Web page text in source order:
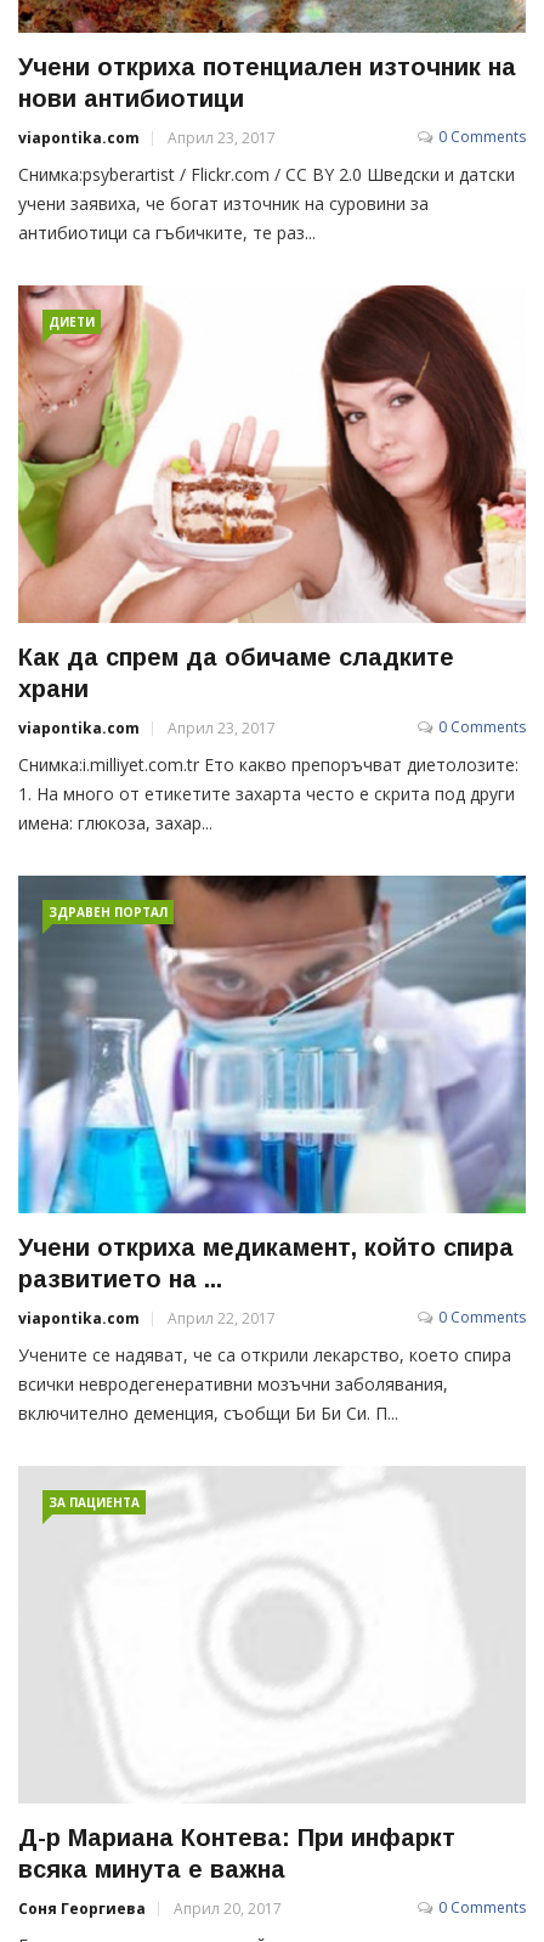
Учени откриха потенциален източник на
нови антибиотици
viapontika.com Април 23, 2017 0 Comments
Снимка:psyberartist / Flickr.com / CC BY 2.0 Шведски и датски
учени заявиха, че богат източник на суровини за
антибиотици са гъбичките, те раз...
ДИЕТИ
Как да спрем да обичаме сладките
храни
viapontika.com Април 23, 2017 0 Comments
Снимка:i.milliyet.com.tr Ето какво препоръчват диетолозите:
1. На много от етикетите захарта често е скрита под други
имена: глюкоза, захар...
ЗДРАВЕН ПОРТАЛ
Учени откриха медикамент, който спира
развитието на ...
viapontika.com Април 22, 2017 0 Comments
Учените се надяват, че са открили лекарство, което спира
всички невродегенеративни мозъчни заболявания,
включително деменция, съобщи Би Би Си. П...
ЗА ПАЦИЕНТА
Д-р Мариана Контева: При инфаркт
всяка минута е важна
Соня Георгиева Април 20, 2017 0 Comments